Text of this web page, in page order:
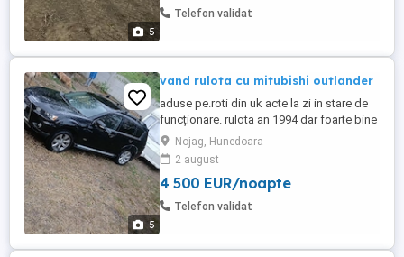
5
Telefon validat
5
vand rulota cu mitubishi outlander
aduse pe.roti din uk acte la zi in stare de
funcționare. rulota an 1994 dar foarte bine
întreținută acte de export , are si removar
pret 2000 eur . mitubishi outlander 2.2
dizel automat and 2012..preț 2500 neg sau
dezmembrez ! tel
Nojag, Hunedoara
2 august
4 500 EUR/noapte
Telefon validat